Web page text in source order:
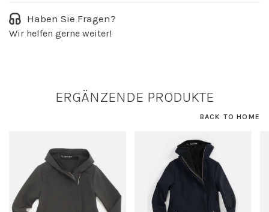
Haben Sie Fragen?
Wir helfen gerne weiter!
ERGÄNZENDE PRODUKTE
BACK TO HOME